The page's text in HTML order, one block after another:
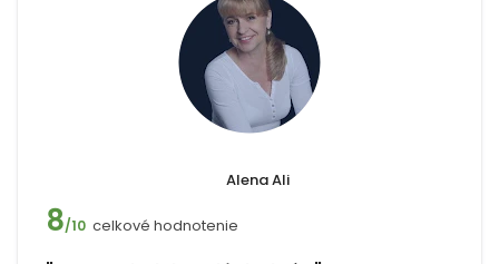
Alena Ali
8/10 celkové hodnotenie